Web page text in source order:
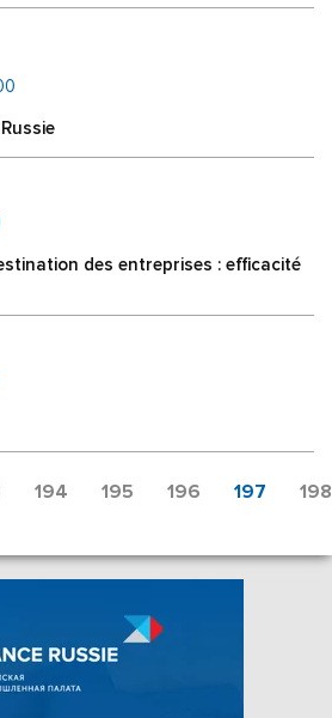
des entreprises : efficacité
194 195 196 197 198